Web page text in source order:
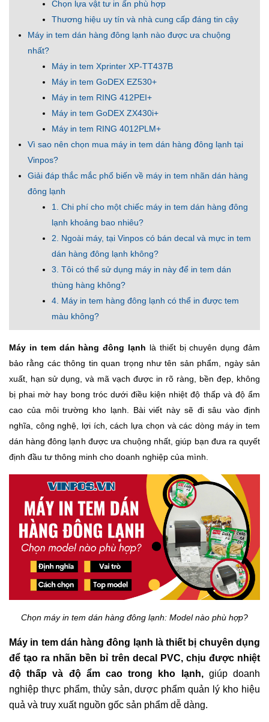
Chọn lựa vật tư in ấn phù hợp
Thương hiệu uy tín và nhà cung cấp đáng tin cậy
Máy in tem dán hàng đông lạnh nào được ưa chuộng
nhất?
Máy in tem Xprinter XP-TT437B
Máy in tem GoDEX EZ530+
Máy in tem RING 412PEI+
Máy in tem GoDEX ZX430i+
Máy in tem RING 4012PLM+
Vì sao nên chọn mua máy in tem dán hàng đông lạnh tại
Vinpos?
Giải đáp thắc mắc phổ biến về máy in tem nhãn dán hàng
đông lạnh
1. Chi phí cho một chiếc máy in tem dán hàng đông
lạnh khoảng bao nhiêu?
2. Ngoài máy, tại Vinpos có bán decal và mực in tem
dán hàng đông lạnh không?
3. Tôi có thể sử dụng máy in này để in tem dán
thùng hàng không?
4. Máy in tem hàng đông lạnh có thể in được tem
màu không?
Máy in tem dán hàng đông lạnh là thiết bị chuyên dụng đảm
bảo rằng các thông tin quan trọng như tên sản phẩm, ngày sản
xuất, hạn sử dụng, và mã vạch được in rõ ràng, bền đẹp, không
bị phai mờ hay bong tróc dưới điều kiện nhiệt độ thấp và độ ẩm
cao của môi trường kho lạnh. Bài viết này sẽ đi sâu vào định
nghĩa, công nghệ, lợi ích, cách lựa chọn và các dòng máy in tem
dán hàng đông lạnh được ưa chuộng nhất, giúp bạn đưa ra quyết
định đầu tư thông minh cho doanh nghiệp của mình.
Chọn máy in tem dán hàng đông lạnh: Model nào phù hợp?
Máy in tem dán hàng đông lạnh là thiết bị chuyên dụng
để tạo ra nhãn bền bỉ trên decal PVC, chịu được nhiệt
độ thấp và độ ẩm cao trong kho lạnh,giúp doanh
nghiệp thực phẩm, thủy sản, dược phẩm quản lý kho hiệu
quả và truy xuất nguồn gốc sản phẩm dễ dàng.